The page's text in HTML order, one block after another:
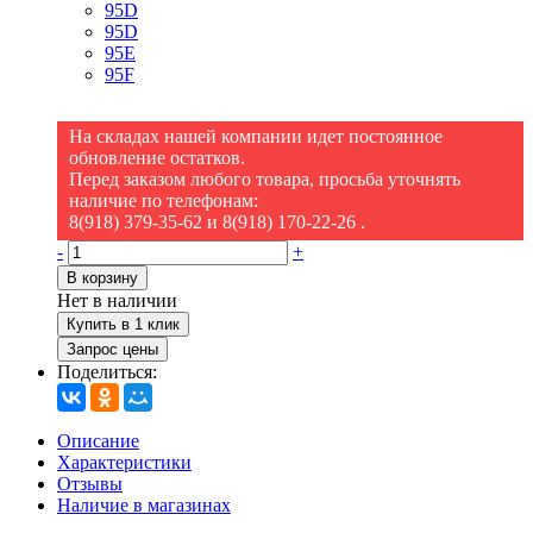
95D
95D
95E
95F
На складах нашей компании идет постоянное
обновление остатков.
Перед заказом любого товара, просьба уточнять
наличие по телефонам:
8(918) 379-35-62 и 8(918) 170-22-26 .
-
+
В корзину
Нет в наличии
Купить в 1 клик
Запрос цены
Поделиться:
Описание
Характеристики
Отзывы
Наличие в магазинах